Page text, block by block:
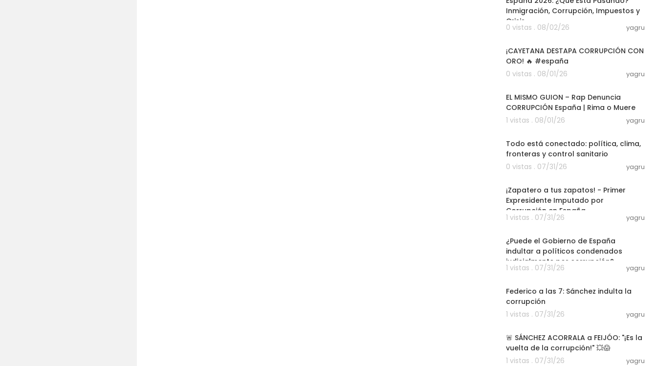
Inmigración, Corrupción, Impuestos y
Crisis
0 vistas . 08/02/26 yagru
¡CAYETANA DESTAPA CORRUPCIÓN CON
ORO! 🔥 #españa
0 vistas . 08/01/26
yagru
EL MISMO GUION – Rap Denuncia
CORRUPCIÓN España | Rima o Muere
1 vistas . 08/01/26
yagru
Todo está conectado: política, clima,
fronteras y control sanitario
0 vistas . 07/31/26
yagru
¡Zapatero a tus zapatos! - Primer
Expresidente Imputado por
Corrupción en España
1 vistas . 07/31/26 yagru
¿Puede el Gobierno de España
indultar a políticos condenados
judicialmente por corrupción?
1 vistas . 07/31/26 yagru
Federico a las 7: Sánchez indulta la
corrupción
1 vistas . 07/31/26
yagru
🚨 SÁNCHEZ ACORRALA a FEIJÓO: "¡Es la
vuelta de la corrupción!" 💥😱
1 vistas . 07/31/26
yagru